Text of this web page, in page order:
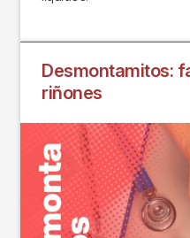
Desmontamitos:
riñones